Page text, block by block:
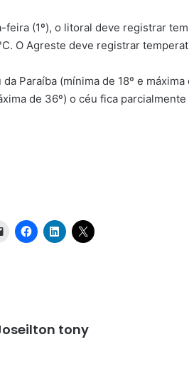
feira (1º), o litoral deve registrar
O Agreste deve registrar
Paraíba (mínima de 18º e
de 36º) o céu fica
tony